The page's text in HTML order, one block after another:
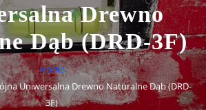
Drewno
Dąb (DRD-3F)
Home
Uniwersalna Drewno Naturalne Dąb (DRD-
3F)